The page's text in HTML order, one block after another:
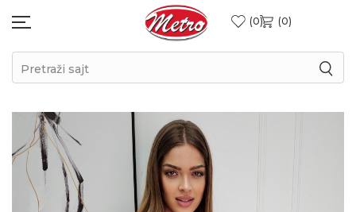
0 0
Pretraži sajt